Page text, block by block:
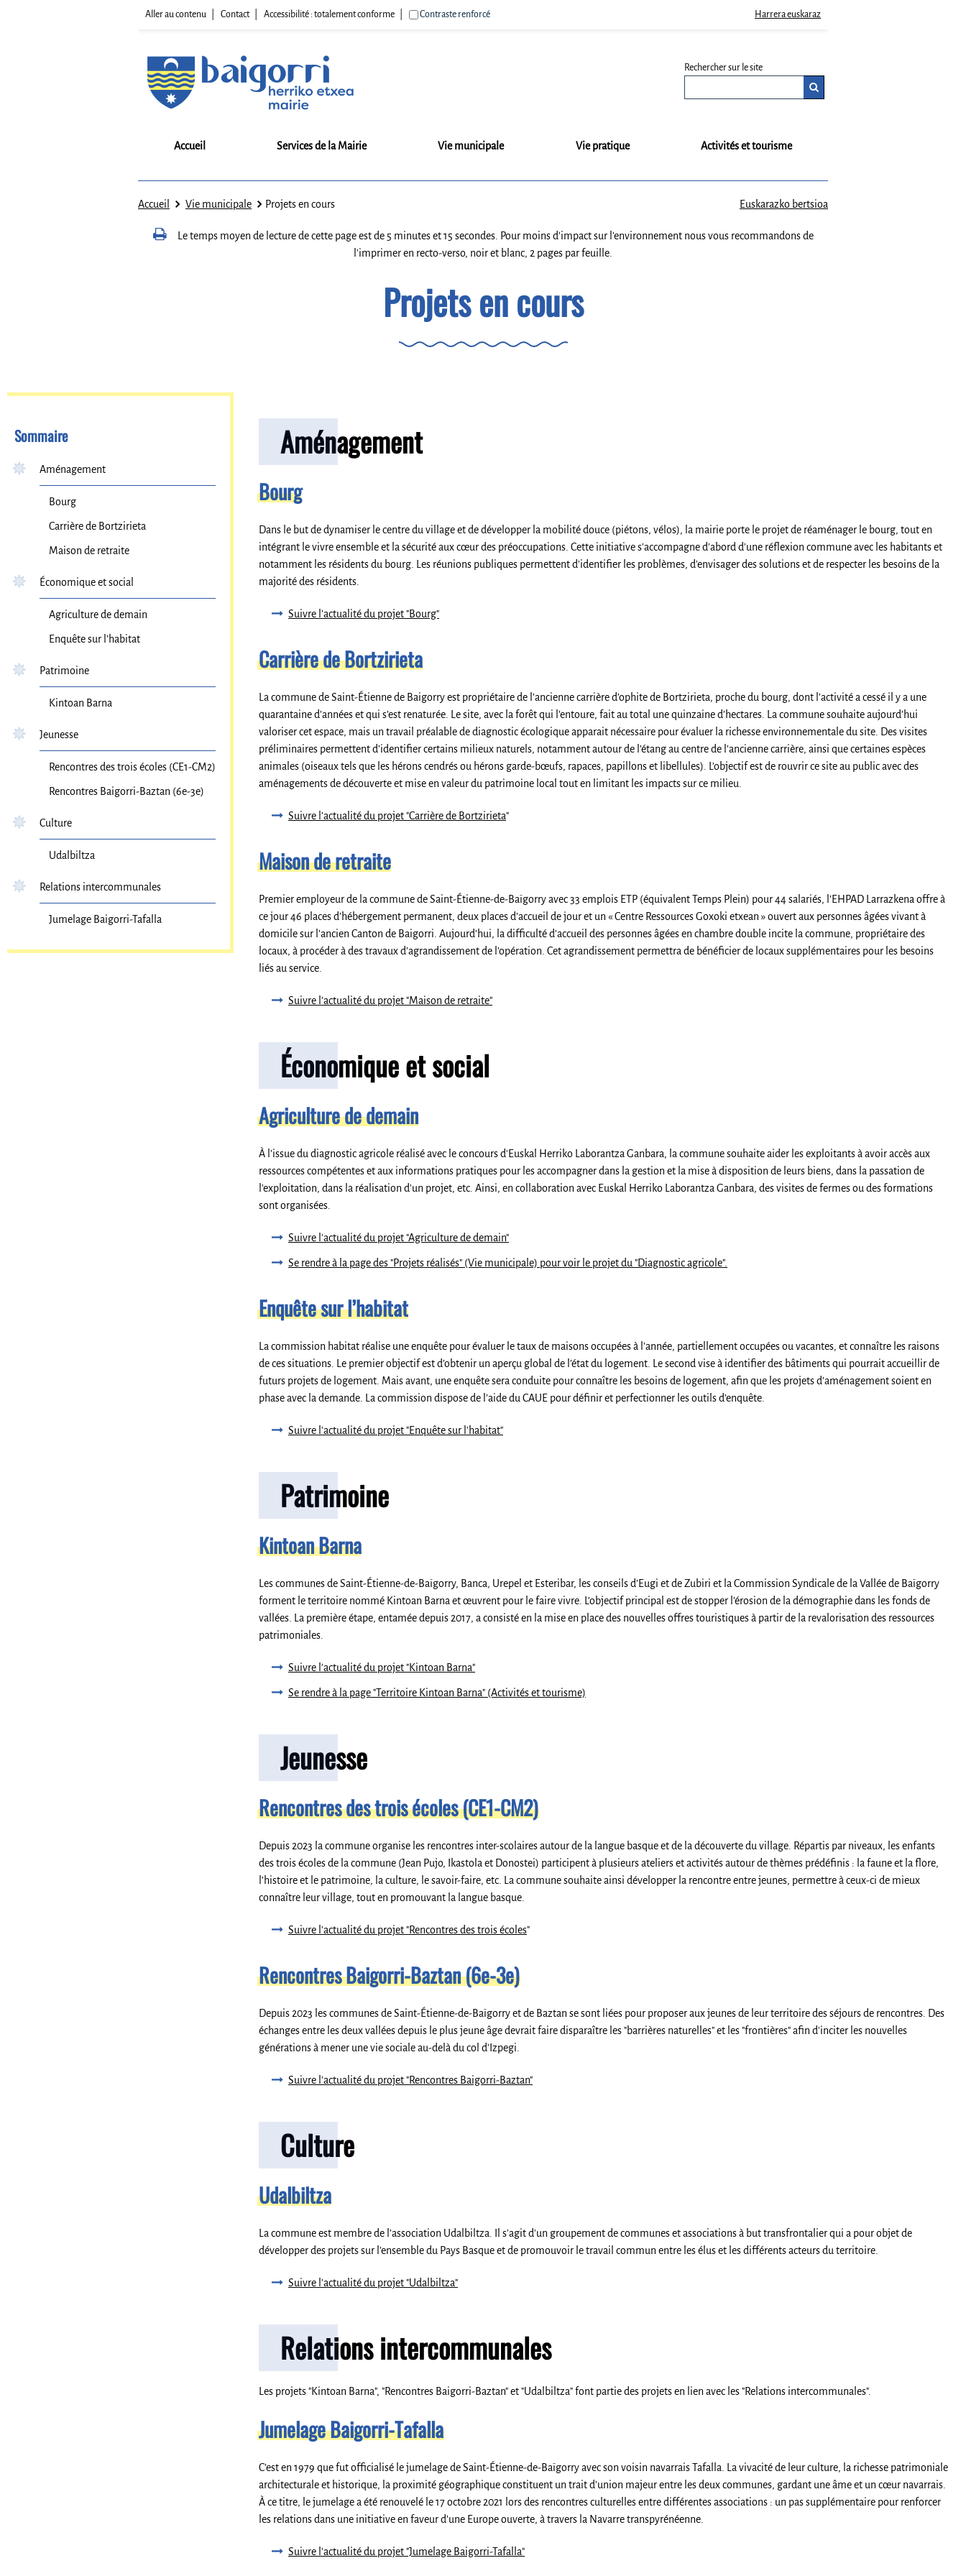
Aller au contenu Contact Accessibilité : totalement conforme Contraste renforcé Harrera euskaraz
Rechercher sur le site
Accueil Services de la Mairie Vie municipale Vie pratique Activités et tourisme
Accueil Vie municipale Projets en cours Euskarazko bertsioa
Le temps moyen de lecture de cette page est de 5 minutes et 15 secondes. Pour moins d'impact sur l'environnement nous vous recommandons de
l'imprimer en recto-verso, noir et blanc, 2 pages par feuille.
Projets en cours
Sommaire
Aménagement
Bourg
Carrière de Bortzirieta
Maison de retraite
Économique et social
Agriculture de demain
Enquête sur l’habitat
Patrimoine
Kintoan Barna
Jeunesse
Rencontres des trois écoles (CE1-CM2)
Rencontres Baigorri-Baztan (6e-3e)
Culture
Udalbiltza
Relations intercommunales
Jumelage Baigorri-Tafalla
Aménagement
Bourg
Dans le but de dynamiser le centre du village et de développer la mobilité douce (piétons, vélos), la mairie porte le projet de réaménager le bourg, tout en
intégrant le vivre ensemble et la sécurité aux cœur des préoccupations. Cette initiative s'accompagne d'abord d'une réflexion commune avec les habitants et
notamment les résidents du bourg. Les réunions publiques permettent d'identifier les problèmes, d'envisager des solutions et de respecter les besoins de la
majorité des résidents.
Suivre l’actualité du projet "Bourg"
Carrière de Bortzirieta
La commune de Saint-Étienne de Baigorry est propriétaire de l’ancienne carrière d’ophite de Bortzirieta, proche du bourg, dont l’activité a cessé il y a une
quarantaine d’années et qui s’est renaturée. Le site, avec la forêt qui l’entoure, fait au total une quinzaine d’hectares. La commune souhaite aujourd’hui
valoriser cet espace, mais un travail préalable de diagnostic écologique apparait nécessaire pour évaluer la richesse environnementale du site. Des visites
préliminaires permettent d’identifier certains milieux naturels, notamment autour de l’étang au centre de l’ancienne carrière, ainsi que certaines espèces
animales (oiseaux tels que les hérons cendrés ou hérons garde-bœufs, rapaces, papillons et libellules). L’objectif est de rouvrir ce site au public avec des
aménagements de découverte et mise en valeur du patrimoine local tout en limitant les impacts sur ce milieu.
Suivre l’actualité du projet "Carrière de Bortzirieta"
Maison de retraite
Premier employeur de la commune de Saint-Étienne-de-Baïgorry avec 33 emplois ETP (équivalent Temps Plein) pour 44 salariés, l’EHPAD Larrazkena offre à
ce jour 46 places d’hébergement permanent, deux places d’accueil de jour et un « Centre Ressources Goxoki etxean » ouvert aux personnes âgées vivant à
domicile sur l’ancien Canton de Baigorri. Aujourd’hui, la difficulté d’accueil des personnes âgées en chambre double incite la commune, propriétaire des
locaux, à procéder à des travaux d’agrandissement de l’opération. Cet agrandissement permettra de bénéficier de locaux supplémentaires pour les besoins
liés au service.
Suivre l'actualité du projet "Maison de retraite"
Économique et social
Agriculture de demain
À l’issue du diagnostic agricole réalisé avec le concours d'Euskal Herriko Laborantza Ganbara, la commune souhaite aider les exploitants à avoir accès aux
ressources compétentes et aux informations pratiques pour les accompagner dans la gestion et la mise à disposition de leurs biens, dans la passation de
l'exploitation, dans la réalisation d'un projet, etc. Ainsi, en collaboration avec Euskal Herriko Laborantza Ganbara, des visites de fermes ou des formations
sont organisées.
Suivre l'actualité du projet "Agriculture de demain"
Se rendre à la page des "Projets réalisés" (Vie municipale) pour voir le projet du "Diagnostic agricole".
Enquête sur l’habitat
La commission habitat réalise une enquête pour évaluer le taux de maisons occupées à l’année, partiellement occupées ou vacantes, et connaître les raisons
de ces situations. Le premier objectif est d’obtenir un aperçu global de l’état du logement. Le second vise à identifier des bâtiments qui pourrait accueillir de
futurs projets de logement. Mais avant, une enquête sera conduite pour connaître les besoins de logement, afin que les projets d’aménagement soient en
phase avec la demande. La commission dispose de l’aide du CAUE pour définir et perfectionner les outils d’enquête.
Suivre l'actualité du projet "Enquête sur l'habitat"
Patrimoine
Kintoan Barna
Les communes de Saint-Étienne-de-Baïgorry, Banca, Urepel et Esteribar, les conseils d’Eugi et de Zubiri et la Commission Syndicale de la Vallée de Baïgorry
forment le territoire nommé Kintoan Barna et œuvrent pour le faire vivre. L’objectif principal est de stopper l’érosion de la démographie dans les fonds de
vallées. La première étape, entamée depuis 2017, a consisté en la mise en place des nouvelles offres touristiques à partir de la revalorisation des ressources
patrimoniales.
Suivre l'actualité du projet "Kintoan Barna"
Se rendre à la page "Territoire Kintoan Barna" (Activités et tourisme)
Jeunesse
Rencontres des trois écoles (CE1-CM2)
Depuis 2023 la commune organise les rencontres inter-scolaires autour de la langue basque et de la découverte du village. Répartis par niveaux, les enfants
des trois écoles de la commune (Jean Pujo, Ikastola et Donostei) participent à plusieurs ateliers et activités autour de thèmes prédéfinis : la faune et la flore,
l’histoire et le patrimoine, la culture, le savoir-faire, etc. La commune souhaite ainsi développer la rencontre entre jeunes, permettre à ceux-ci de mieux
connaître leur village, tout en promouvant la langue basque.
Suivre l'actualité du projet "Rencontres des trois écoles"
Rencontres Baigorri-Baztan (6e-3e)
Depuis 2023 les communes de Saint-Étienne-de-Baïgorry et de Baztan se sont liées pour proposer aux jeunes de leur territoire des séjours de rencontres. Des
échanges entre les deux vallées depuis le plus jeune âge devrait faire disparaître les "barrières naturelles" et les "frontières" afin d'inciter les nouvelles
générations à mener une vie sociale au-delà du col d'Izpegi.
Suivre l'actualité du projet "Rencontres Baigorri-Baztan"
Culture
Udalbiltza
La commune est membre de l’association Udalbiltza. Il s'agit d'un groupement de communes et associations à but transfrontalier qui a pour objet de
développer des projets sur l’ensemble du Pays Basque et de promouvoir le travail commun entre les élus et les différents acteurs du territoire.
Suivre l'actualité du projet "Udalbiltza"
Relations intercommunales
Les projets "Kintoan Barna", "Rencontres Baigorri-Baztan" et "Udalbiltza" font partie des projets en lien avec les "Relations intercommunales".
Jumelage Baigorri-Tafalla
C’est en 1979 que fut officialisé le jumelage de Saint-Étienne-de-Baïgorry avec son voisin navarrais Tafalla. La vivacité de leur culture, la richesse patrimoniale
architecturale et historique, la proximité géographique constituent un trait d’union majeur entre les deux communes, gardant une âme et un cœur navarrais.
À ce titre, le jumelage a été renouvelé le 17 octobre 2021 lors des rencontres culturelles entre différentes associations : un pas supplémentaire pour renforcer
les relations dans une initiative en faveur d’une Europe ouverte, à travers la Navarre transpyrénéenne.
Suivre l'actualité du projet "Jumelage Baigorri-Tafalla"